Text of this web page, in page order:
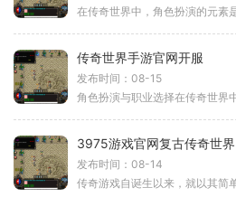
传奇世界手游官网开服
发布时间：08-15
3975游戏官网复古传奇世界
发布时间：08-14